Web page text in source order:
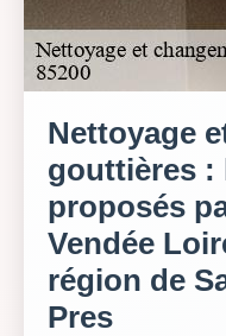
Nettoyage
gouttières :
proposés
Vendée
région de
Pres